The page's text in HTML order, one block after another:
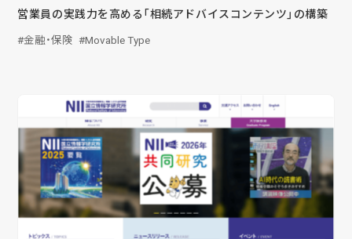
営業員の実践力を高める「相続アドバイスコンテンツ」の構築
金融・保険 Movable Type